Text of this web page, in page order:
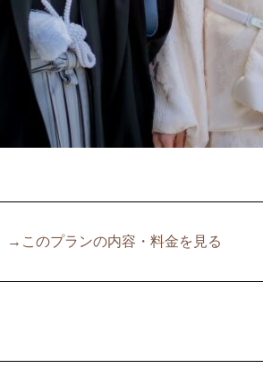
→このプランの内容・料金を見る